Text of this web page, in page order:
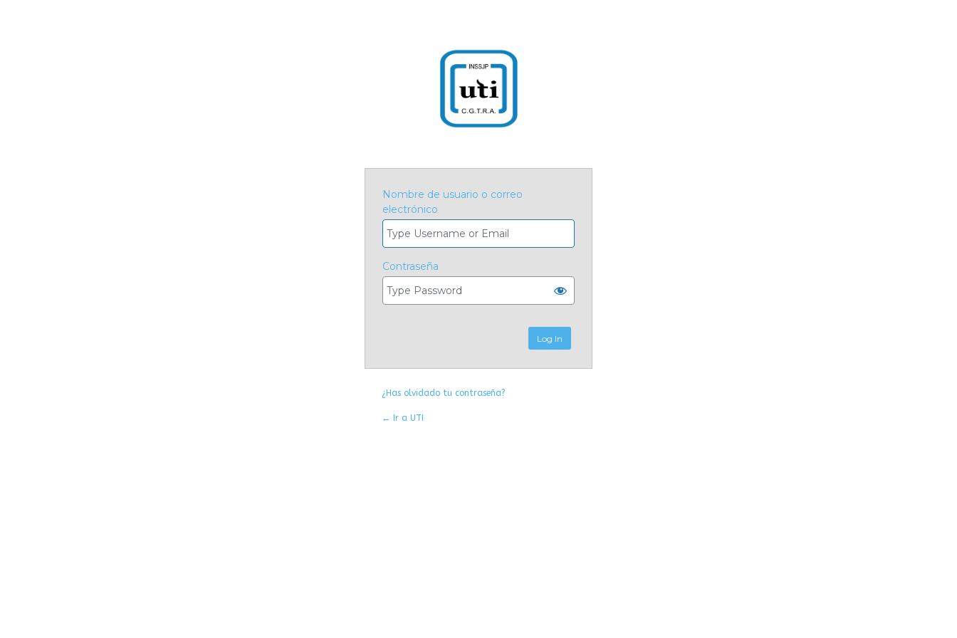
Nombre de usuario o correo
electrónico
Contraseña
¿Has olvidado tu contraseña?
← Ir a UTI